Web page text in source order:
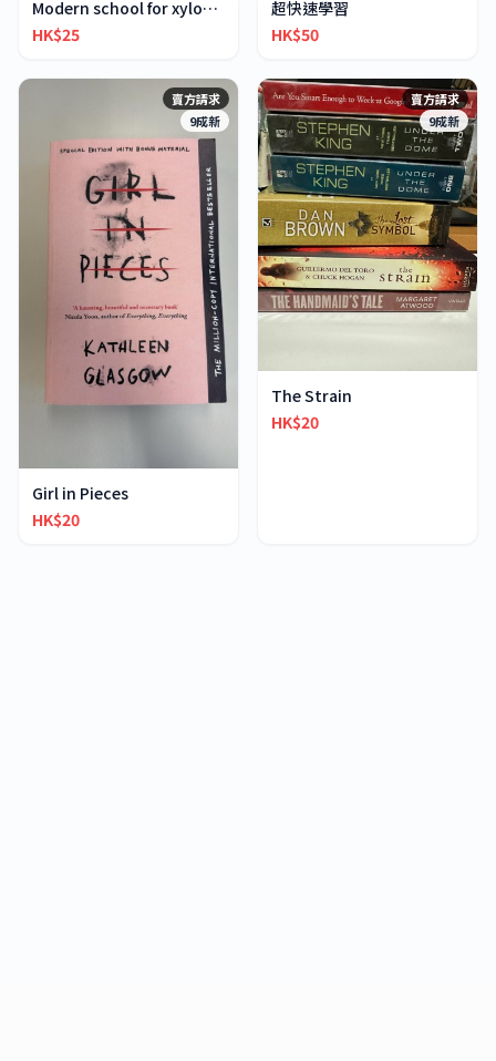
Modern school for xylophone marimba vibraphone
HK$25
超快速學習
HK$50
賣方請求
9成新
Girl in Pieces
HK$20
賣方請求
9成新
The Strain
HK$20